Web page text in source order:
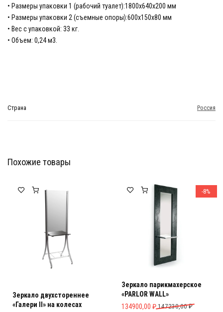
• Размеры упаковки 1 (рабочий туалет):1800х640х200 мм
• Размеры упаковки 2 (съемные опоры):600х150х80 мм
• Вес с упаковкой: 33 кг.
• Объем: 0,24 м3.
Страна Россия
Похожие товары
Зеркало двухстореннее
«Галери II» на колесах
-8%
Зеркало парикмахерское
«PARLOR WALL»
147230,00₽
Первоначальная цена
134900,00 ₽
Текущая цена: 134900,00 ₽.